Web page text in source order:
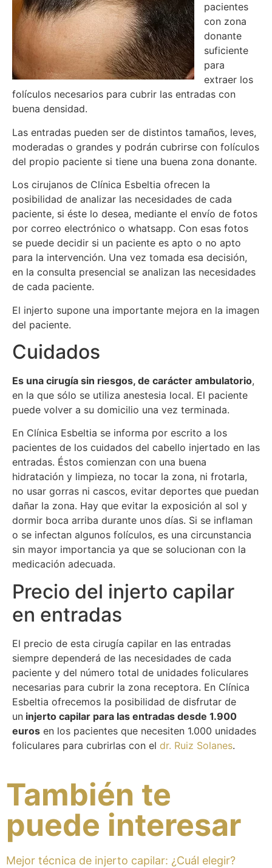
pacientes
con zona
donante
suficiente
para
extraer los
folículos necesarios para cubrir las entradas con
buena densidad.
Las entradas pueden ser de distintos tamaños, leves,
moderadas o grandes y podrán cubrirse con folículos
del propio paciente si tiene una buena zona donante.
Los cirujanos de Clínica Esbeltia ofrecen la
posibilidad de analizar las necesidades de cada
paciente, si éste lo desea, mediante el envío de fotos
por correo electrónico o whatsapp. Con esas fotos
se puede decidir si un paciente es apto o no apto
para la intervención. Una vez tomada esa decisión,
en la consulta presencial se analizan las necesidades
de cada paciente.
El injerto supone una importante mejora en la imagen
del paciente.
Cuidados
Es una cirugía sin riesgos, de carácter ambulatorio,
en la que sólo se utiliza anestesia local. El paciente
puede volver a su domicilio una vez terminada.
En Clínica Esbeltia se informa por escrito a los
pacientes de los cuidados del cabello injertado en las
entradas. Éstos comienzan con una buena
hidratación y limpieza, no tocar la zona, ni frotarla,
no usar gorras ni cascos, evitar deportes que puedan
dañar la zona. Hay que evitar la exposición al sol y
dormir boca arriba durante unos días. Si se inflaman
o se infectan algunos folículos, es una circunstancia
sin mayor importancia ya que se solucionan con la
medicación adecuada.
Precio del injerto capilar
en entradas
El precio de esta cirugía capilar en las entradas
siempre dependerá de las necesidades de cada
paciente y del número total de unidades foliculares
necesarias para cubrir la zona receptora. En Clínica
Esbeltia ofrecemos la posibilidad de disfrutar de
un injerto capilar para las entradas desde 1.900
euros en los pacientes que necesiten 1.000 unidades
foliculares para cubrirlas con el dr. Ruiz Solanes.
También te
puede interesar
Mejor técnica de injerto capilar: ¿Cuál elegir?